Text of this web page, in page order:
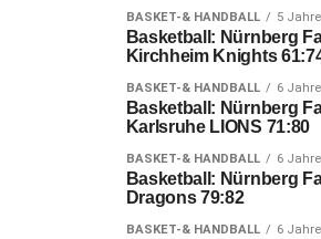
BASKET-& HANDBALL 5
Basketball: Nürnberg
Kirchheim Knights
BASKET-& HANDBALL 6
Basketball: Nürnberg
Karlsruhe LIONS 71:80
BASKET-& HANDBALL 6
Basketball: Nürnberg
Dragons 79:82
BASKET-& HANDBALL 6